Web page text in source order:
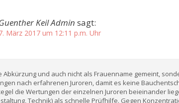
Keil Admin sagt:
März 2017 um 12:11 p.m. Uhr
Abkürzung und auch nicht als Frauenname gemeint,
nach erfahrenen Juroren, damit es keine
die Wertungen der einzelnen Juroren beieinander
Technik) als schnelle Prüfhilfe. Gegen